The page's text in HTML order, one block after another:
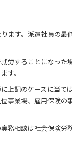
ます。派遣社員の
労することになっ
す。
上記のケースに当
事業場、雇用保険
務相談は社会保険労